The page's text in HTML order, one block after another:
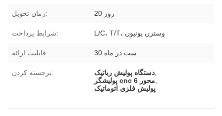
زمان تحویل: 20 روز
شرایط پرداخت: L/C، T/T، وسترن یونیون
قابلیت ارائه: 30 ست در ماه
برجسته کردن: دستگاه پولیش رباتیک
پولیشگر cnc 6 محور
پولیش فلزی اتوماتیک